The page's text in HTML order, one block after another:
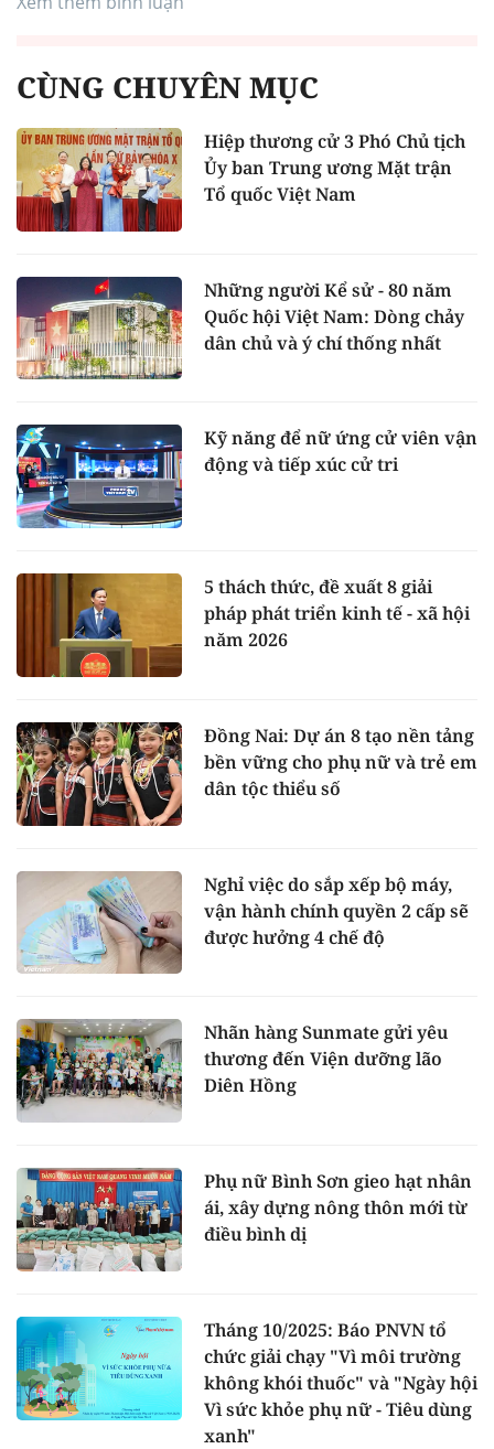
CÙNG CHUYÊN MỤC
Hiệp thương cử 3 Phó Chủ tịch
Ủy ban Trung ương Mặt trận
Tổ quốc Việt Nam
Những người Kể sử - 80 năm
Quốc hội Việt Nam: Dòng chảy
dân chủ và ý chí thống nhất
Kỹ năng để nữ ứng cử viên vận
động và tiếp xúc cử tri
5 thách thức, đề xuất 8 giải
pháp phát triển kinh tế - xã hội
năm 2026
Đồng Nai: Dự án 8 tạo nền tảng
bền vững cho phụ nữ và trẻ em
dân tộc thiểu số
Nghỉ việc do sắp xếp bộ máy,
vận hành chính quyền 2 cấp sẽ
được hưởng 4 chế độ
Nhãn hàng Sunmate gửi yêu
thương đến Viện dưỡng lão
Diên Hồng
Phụ nữ Bình Sơn gieo hạt nhân
ái, xây dựng nông thôn mới từ
điều bình dị
Tháng 10/2025: Báo PNVN tổ
chức giải chạy "Vì môi trường
không khói thuốc" và "Ngày hội
Vì sức khỏe phụ nữ - Tiêu dùng
xanh"